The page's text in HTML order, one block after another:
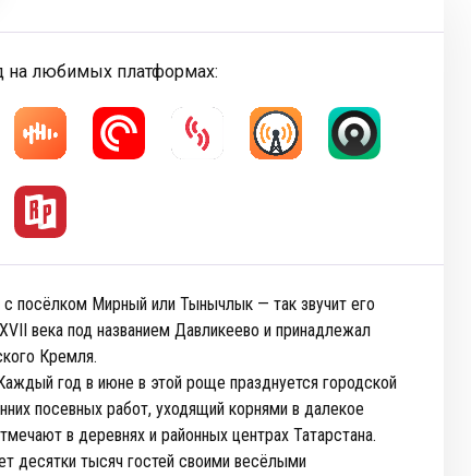
на любимых платформах:
посёлком Мирный или Тынычлык — так звучит его
века под названием Давликеево и принадлежал
Кремля.
год в июне в этой роще празднуется городской
посевных работ, уходящий корнями в далекое
в деревнях и районных центрах Татарстана.
десятки тысяч гостей своими весёлыми